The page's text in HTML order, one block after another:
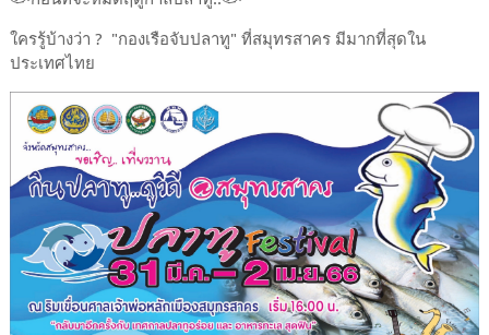
ใครรู้บ้างว่า ? "กองเรือจับปลาทู" ที่สมุทรสาคร มีมากที่สุดใน
ประเทศไทย